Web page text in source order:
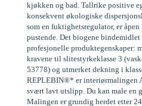
kjøkken og bad. Tallrike positive
konsekvent økologiske
som en fuktighetsregulator, er
pustende. Det biogene
profesjonelle produktegenskaper:
kravene til slitestyrkeklasse 3
53778) og utmerket dekning i
REPLEBIN®* er interiørmalingen
svært lavt utslipp. Du kan male en
Malingen er grundig herdet etter